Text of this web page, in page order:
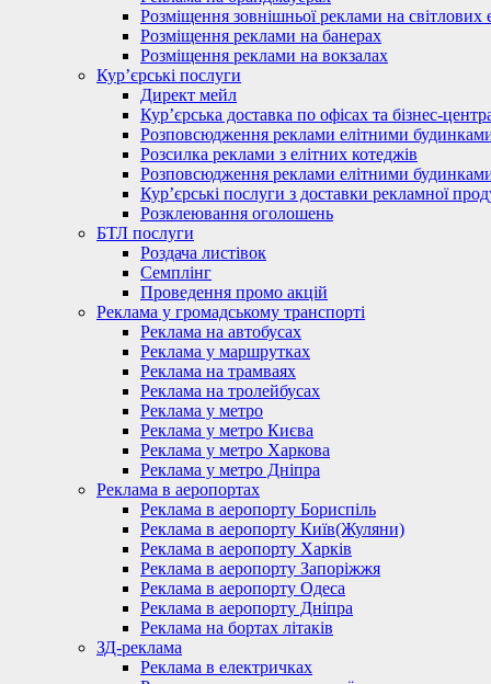
Розміщення зовнішньої реклами на світлових
Розміщення реклами на банерах
Розміщення реклами на вокзалах
Кур’єрські послуги
Директ мейл
Кур’єрська доставка по офісах та бізнес-
Розповсюдження реклами елітними
Розсилка реклами з елітних котеджів
Розповсюдження реклами елітними
Кур’єрські послуги з доставки рекламної
Розклеювання оголошень
БТЛ послуги
Роздача листівок
Семплінг
Проведення промо акцій
Реклама у громадському транспорті
Реклама на автобусах
Реклама у маршрутках
Реклама на трамваях
Реклама на тролейбусах
Реклама у метро
Реклама у метро Києва
Реклама у метро Харкова
Реклама у метро Дніпра
Реклама в аеропортах
Реклама в аеропорту Бориспіль
Реклама в аеропорту Київ(Жуляни)
Реклама в аеропорту Харків
Реклама в аеропорту Запоріжжя
Реклама в аеропорту Одеса
Реклама в аеропорту Дніпра
Реклама на бортах літаків
ЗД-реклама
Реклама в електричках